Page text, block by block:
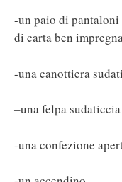
-un paio di
di carta ben
-una canottiera
–una felpa
-una confezione